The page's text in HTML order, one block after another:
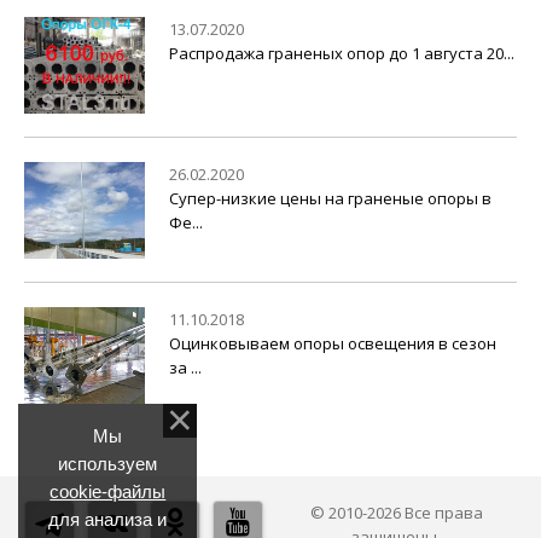
13.07.2020
Распродажа граненых опор до 1 августа 20...
26.02.2020
Супер-низкие цены на граненые опоры в
Фе...
11.10.2018
Оцинковываем опоры освещения в сезон
за ...
© 2010-2026 Все права
Мы
используем
cookie-файлы
для анализа и